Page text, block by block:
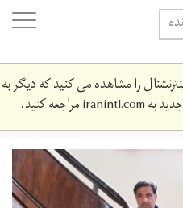
را مشاهده می کنید که دیگر به
بهiranintl.comمراجعه کنید.